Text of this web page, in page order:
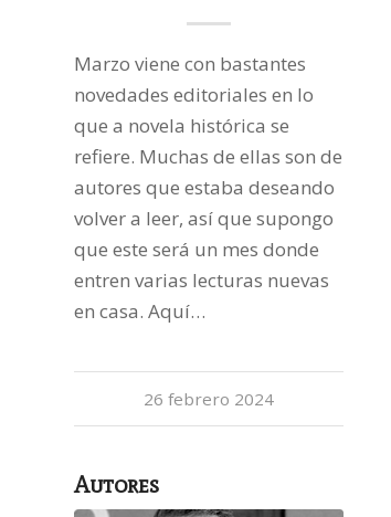
Marzo viene con bastantes
novedades editoriales en lo
que a novela histórica se
refiere. Muchas de ellas son de
autores que estaba deseando
volver a leer, así que supongo
que este será un mes donde
entren varias lecturas nuevas
en casa. Aquí…
26 febrero 2024
Autores